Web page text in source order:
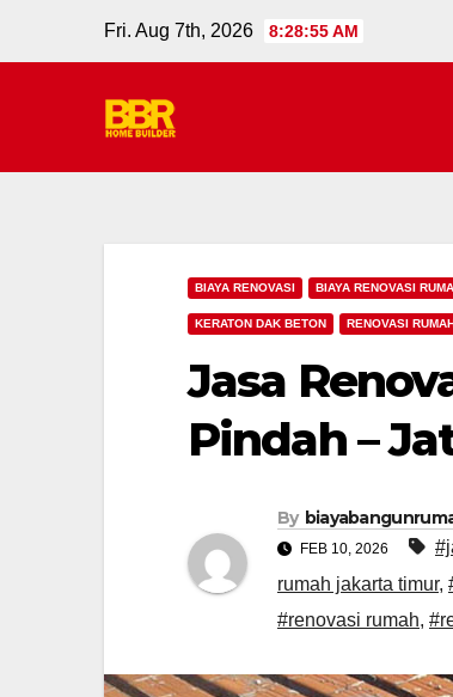
Fri. Aug 7th, 2026 8:28:56 AM
BIAYA RENOVASI BIAYA RENOVASI
KERATON DAK BETON RENOVASI
Jasa
Pindah –
By
FEB 10, 2026
rumah jakarta timur,
#renovasi rumah,